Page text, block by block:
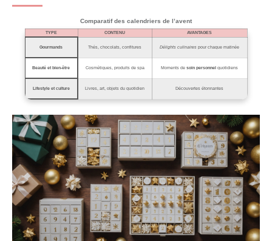
Comparatif des calendriers de l’avent
TYPE CONTENU AVANTAGES
Gourmands Thés, chocolats, confitures Délights culinaires pour chaque matinée
Beauté et bien-être Cosmétiques, produits de spa Moments de soin personnel quotidiens
Lifestyle et culture Livres, art, objets du quotidien Découvertes étonnantes